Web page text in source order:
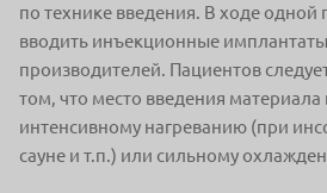
по технике введения. В ходе одной
вводить инъекционные
производителей. Пациентов
том, что место введения материала
интенсивному нагреванию (при
сауне и т.п.) или сильному